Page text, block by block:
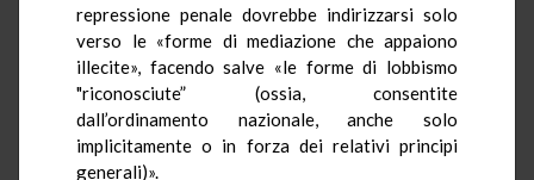
repressione penale dovrebbe indirizzarsi solo
verso le «forme di mediazione che appaiono
illecite», facendo salve «le forme di lobbismo
"riconosciute” (ossia, consentite
dall’ordinamento nazionale, anche solo
implicitamente o in forza dei relativi principi
generali)».